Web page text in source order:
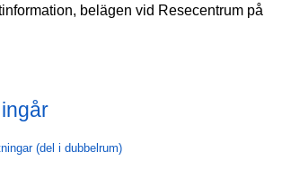
belägen vid Resecentrum på
(del i dubbelrum)